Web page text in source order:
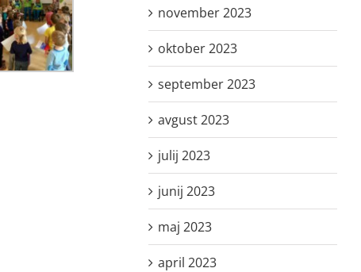
november 2023
oktober 2023
september 2023
avgust 2023
julij 2023
junij 2023
maj 2023
april 2023